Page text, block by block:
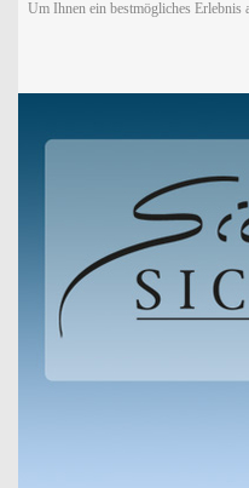
Um Ihnen ein bestmögliches